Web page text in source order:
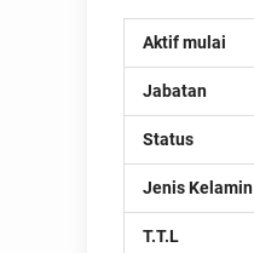
Aktif mulai
Jabatan
Status
Jenis Kelamin
T.T.L